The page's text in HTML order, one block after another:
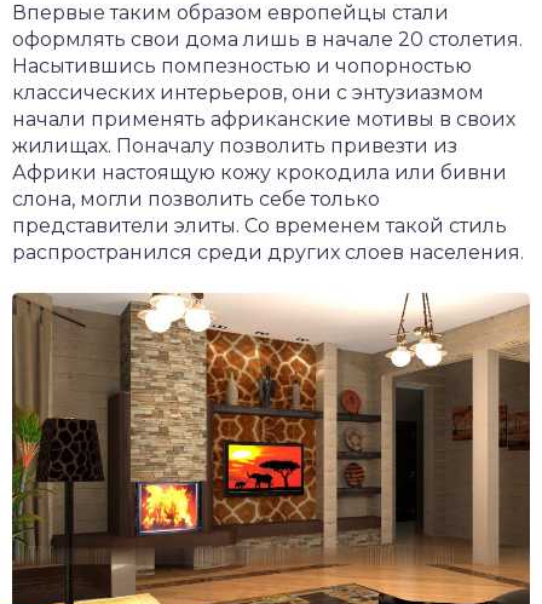
Впервые таким образом европейцы стали
оформлять свои дома лишь в начале 20 столетия.
Насытившись помпезностью и чопорностью
классических интерьеров, они с энтузиазмом
начали применять африканские мотивы в своих
жилищах. Поначалу позволить привезти из
Африки настоящую кожу крокодила или бивни
слона, могли позволить себе только
представители элиты. Со временем такой стиль
распространился среди других слоев населения.